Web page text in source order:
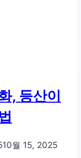
, 등산이
10월 15, 2025